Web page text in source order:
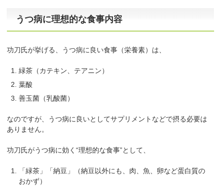
うつ病に理想的な食事内容
功刀氏が挙げる、うつ病に良い食事（栄養素）は、
緑茶（カテキン、テアニン）
葉酸
善玉菌（乳酸菌）
なのですが、うつ病に良いとしてサプリメントなどで摂る必要は
ありません。
功刀氏がうつ病に効く“理想的な食事”として、
「緑茶」「納豆」（納豆以外にも、肉、魚、卵など蛋白質の
おかず）